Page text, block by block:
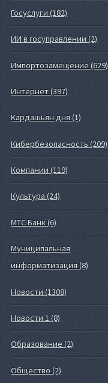
Госуслуги (182)
ИИ в госуправлении (2)
Импортозамещение (629)
Интернет (397)
Кардашьян дня (1)
Кибербезопасность (209)
Компании (119)
Культура (24)
МТС Банк (6)
Муниципальная
информатизация (8)
Новости (1308)
Новости 1 (8)
Образование (2)
Общество (2)